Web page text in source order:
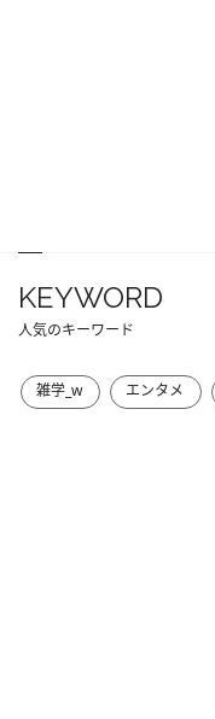
KEYWORD
人気のキーワード
雑学_w エンタメ